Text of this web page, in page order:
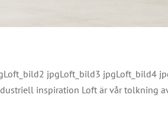
jpgLoft_bild3 jpgLoft_bild4
inspiration Loft är vår tolkning